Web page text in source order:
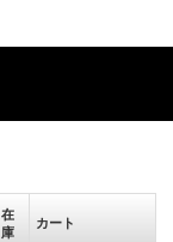
在
庫
カート